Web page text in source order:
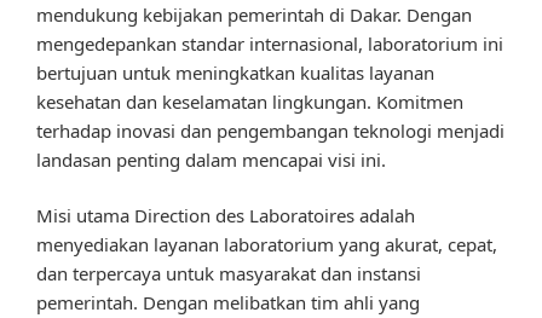
mendukung kebijakan pemerintah di Dakar. Dengan
mengedepankan standar internasional, laboratorium ini
bertujuan untuk meningkatkan kualitas layanan
kesehatan dan keselamatan lingkungan. Komitmen
terhadap inovasi dan pengembangan teknologi menjadi
landasan penting dalam mencapai visi ini.
Misi utama Direction des Laboratoires adalah
menyediakan layanan laboratorium yang akurat, cepat,
dan terpercaya untuk masyarakat dan instansi
pemerintah. Dengan melibatkan tim ahli yang